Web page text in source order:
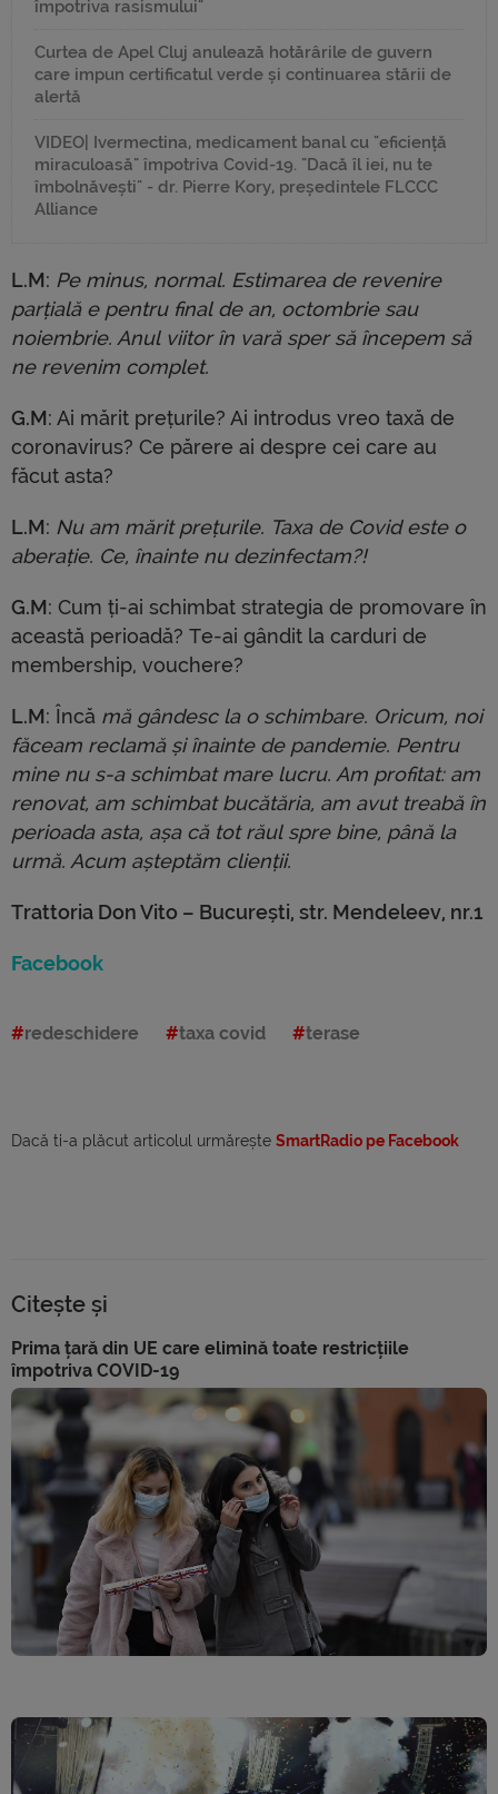
împotriva rasismului"
Curtea de Apel Cluj anulează hotărârile de guvern
care impun certificatul verde și continuarea stării de
alertă
VIDEO| Ivermectina, medicament banal cu "eficiență
miraculoasă" împotriva Covid-19. "Dacă îl iei, nu te
îmbolnăvești" - dr. Pierre Kory, președintele FLCCC
Alliance
L.M: Pe minus, normal. Estimarea de revenire
parțială e pentru final de an, octombrie sau
noiembrie. Anul viitor în vară sper să începem să
ne revenim complet.
G.M: Ai mărit prețurile? Ai introdus vreo taxă de
coronavirus? Ce părere ai despre cei care au
făcut asta?
L.M: Nu am mărit prețurile. Taxa de Covid este o
aberație. Ce, înainte nu dezinfectam?!
G.M: Cum ți-ai schimbat strategia de promovare în
această perioadă? Te-ai gândit la carduri de
membership, vouchere?
L.M: Încă mă gândesc la o schimbare. Oricum, noi
făceam reclamă și înainte de pandemie. Pentru
mine nu s-a schimbat mare lucru. Am profitat: am
renovat, am schimbat bucătăria, am avut treabă în
perioada asta, așa că tot răul spre bine, până la
urmă. Acum așteptăm clienții.
Trattoria Don Vito – București, str. Mendeleev, nr.1
Facebook
redeschidere taxa covid terase
Dacă ti-a plăcut articolul urmărește SmartRadio pe Facebook
Citește și
Prima țară din UE care elimină toate restricțiile
împotriva COVID-19